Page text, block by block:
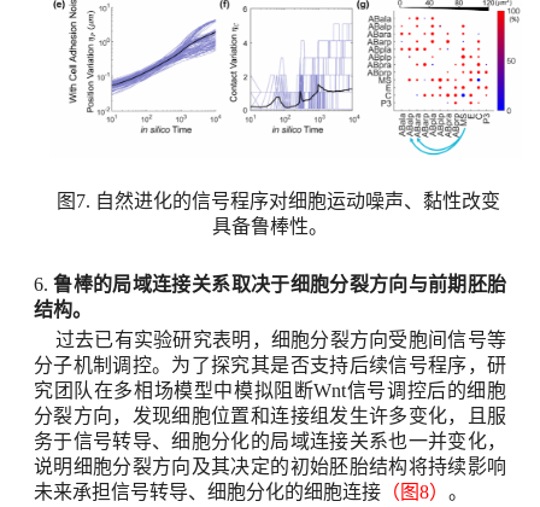
图 7. 自然进化的信号程序对细胞运动噪声、黏性改变
具备鲁棒性。
6.鲁棒的局域连接关系取决于细胞分裂方向与前期胚胎
结构。
过去已有实验研究表明，细胞分裂方向受胞间信号等
分子机制调控。为了探究其是否支持后续信号程序，研
究团队在多相场模型中模拟阻断Wnt信号调控后的细胞
分裂方向，发现细胞位置和连接组发生许多变化，且服
务于信号转导、细胞分化的局域连接关系也一并变化，
说明细胞分裂方向及其决定的初始胚胎结构将持续影响
未来承担信号转导、细胞分化的细胞连接 （图8）。